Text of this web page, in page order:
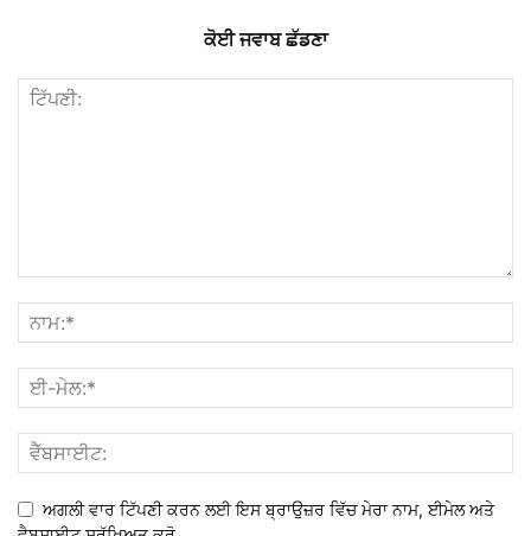
ਕੋਈ ਜਵਾਬ ਛੱਡਣਾ
ਅਗਲੀ ਵਾਰ ਟਿੱਪਣੀ ਕਰਨ ਲਈ ਇਸ ਬ੍ਰਾਉਜ਼ਰ ਵਿੱਚ ਮੇਰਾ ਨਾਮ, ਈਮੇਲ ਅਤੇ